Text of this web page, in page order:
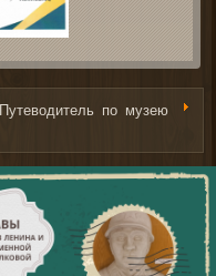
Путеводитель по музею